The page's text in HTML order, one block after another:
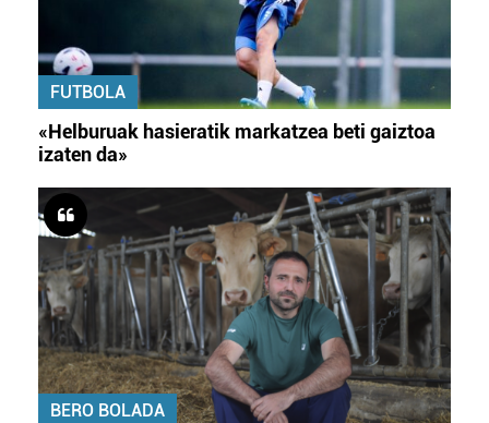
FUTBOLA
«Helburuak hasieratik markatzea beti gaiztoa
izaten da»
BERO BOLADA